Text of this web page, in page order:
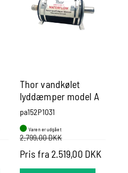
Thor vandkølet
lyddæmper model A
pa152P1031
Varen er udgået
2.799,00 DKK
Pris fra 2.519,00 DKK